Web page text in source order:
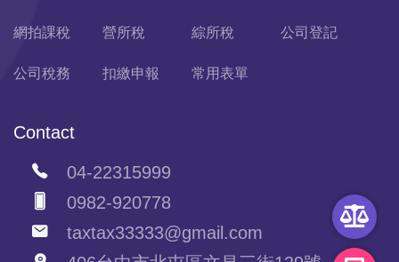
網拍課稅 營所稅 綜所稅 公司登記
公司稅務 扣繳申報 常用表單
Contact
04-22315999
0982-920778
taxtax33333@gmail.com